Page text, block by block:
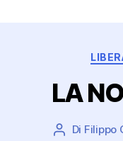
LA
Autore
Di Filippo